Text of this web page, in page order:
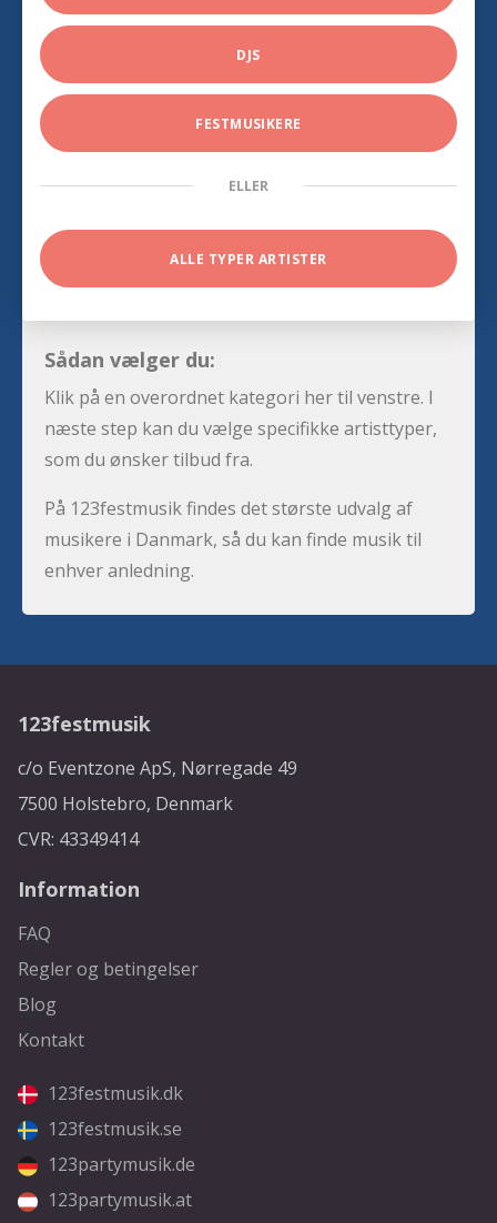
DJS
FESTMUSIKERE
ELLER
ALLE TYPER ARTISTER
Sådan vælger du:
Klik på en overordnet kategori her til venstre. I
næste step kan du vælge specifikke artisttyper,
som du ønsker tilbud fra.
På 123festmusik findes det største udvalg af
musikere i Danmark, så du kan finde musik til
enhver anledning.
123festmusik
c/o Eventzone ApS, Nørregade 49
7500 Holstebro, Denmark
CVR: 43349414
Information
FAQ
Regler og betingelser
Blog
Kontakt
123festmusik.dk
123festmusik.se
123partymusik.de
123partymusik.at